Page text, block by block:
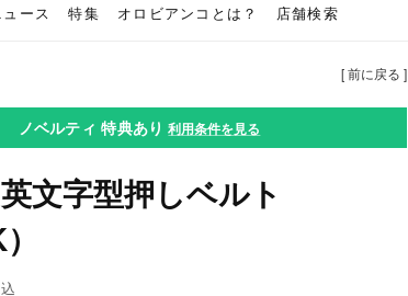
ュース 特集 オロビアンコとは？ 店舗検索
[ 前に戻る ]
ノベルティ特典あり 利用条件を見る
文字型押しベルト